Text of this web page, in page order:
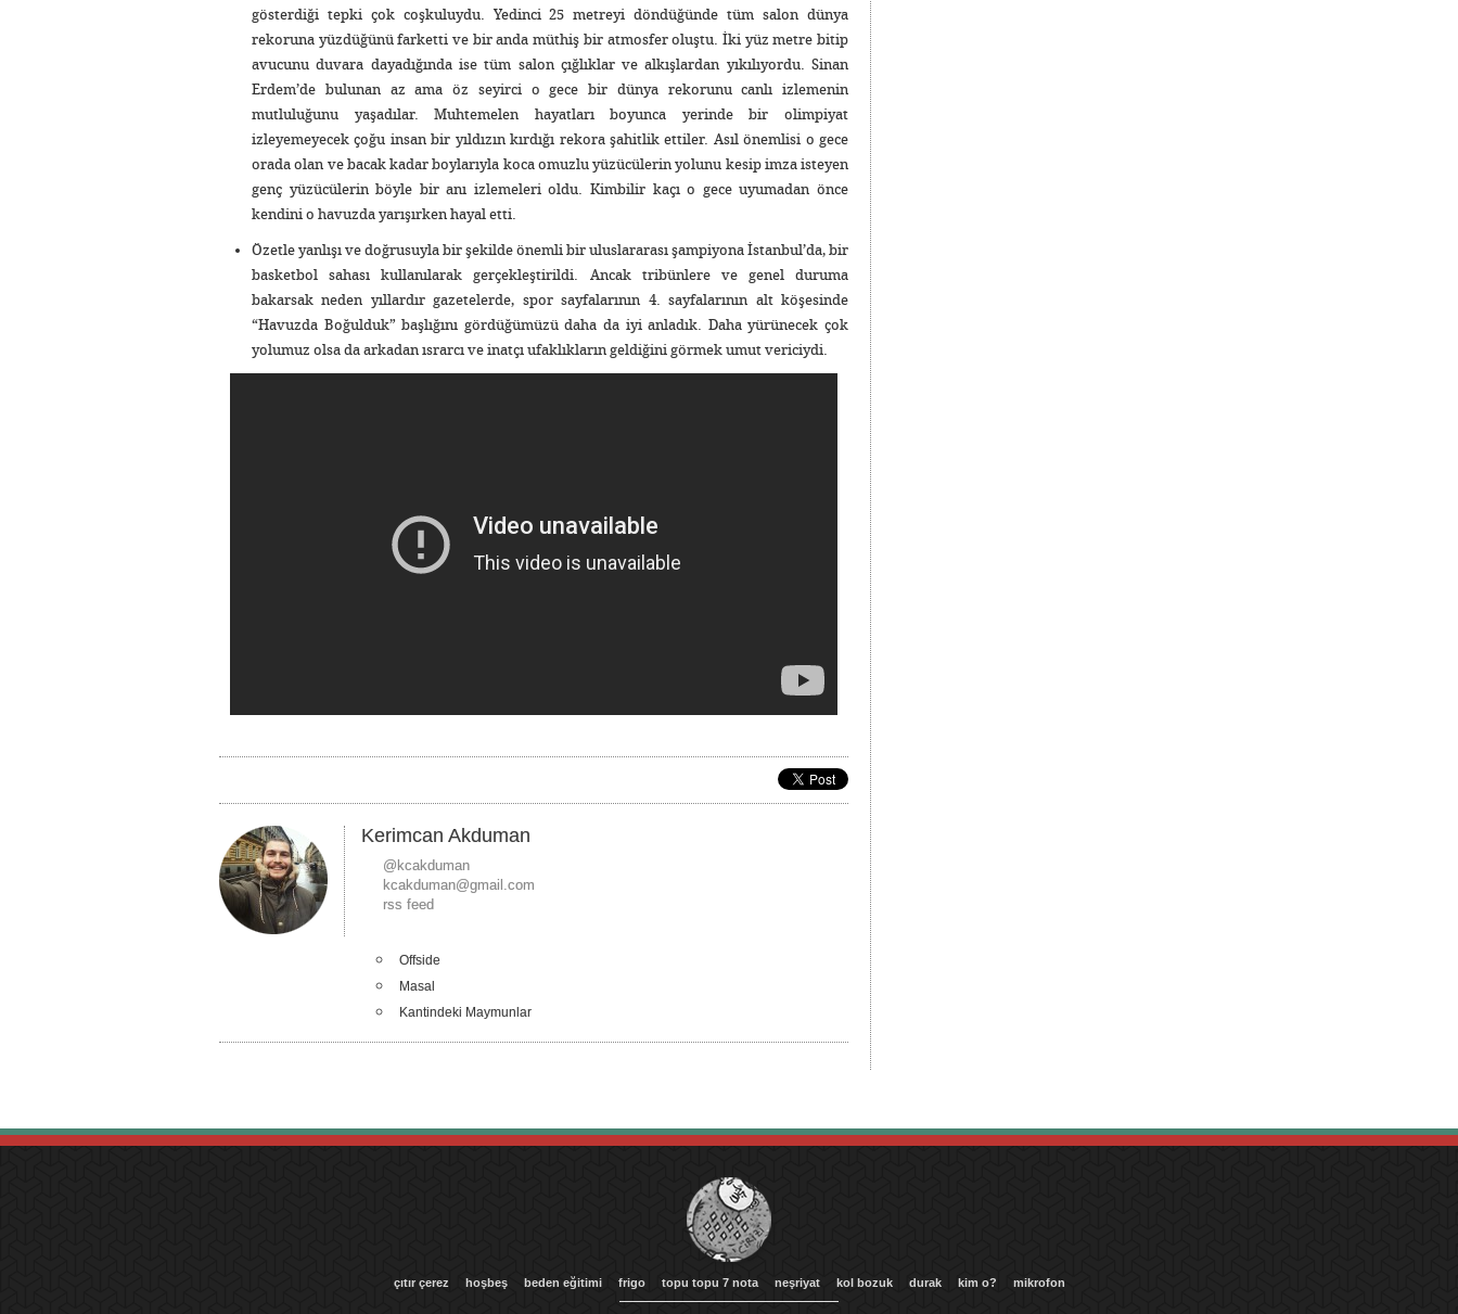
gösterdiği tepki çok coşkuluydu. Yedinci 25 metreyi döndüğünde tüm salon dünya
rekoruna yüzdüğünü farketti ve bir anda müthiş bir atmosfer oluştu. İki yüz metre bitip
avucunu duvara dayadığında ise tüm salon çığlıklar ve alkışlardan yıkılıyordu. Sinan
Erdem’de bulunan az ama öz seyirci o gece bir dünya rekorunu canlı izlemenin
mutluluğunu yaşadılar. Muhtemelen hayatları boyunca yerinde bir olimpiyat
izleyemeyecek çoğu insan bir yıldızın kırdığı rekora şahitlik ettiler. Asıl önemlisi o gece
orada olan ve bacak kadar boylarıyla koca omuzlu yüzücülerin yolunu kesip imza isteyen
genç yüzücülerin böyle bir anı izlemeleri oldu. Kimbilir kaçı o gece uyumadan önce
kendini o havuzda yarışırken hayal etti.
Özetle yanlışı ve doğrusuyla bir şekilde önemli bir uluslararası şampiyona İstanbul’da, bir
basketbol sahası kullanılarak gerçekleştirildi. Ancak tribünlere ve genel duruma
bakarsak neden yıllardır gazetelerde, spor sayfalarının 4. sayfalarının alt köşesinde
“Havuzda Boğulduk” başlığını gördüğümüzü daha da iyi anladık. Daha yürünecek çok
yolumuz olsa da arkadan ısrarcı ve inatçı ufaklıkların geldiğini görmek umut vericiydi.
Kerimcan Akduman
@kcakduman
kcakduman@gmail.com
rss feed
Offside
Masal
Kantindeki Maymunlar
çıtır çerez hoşbeş beden eğitimi frigo topu topu 7 nota neşriyat kol bozuk durak kim o? mikrofon